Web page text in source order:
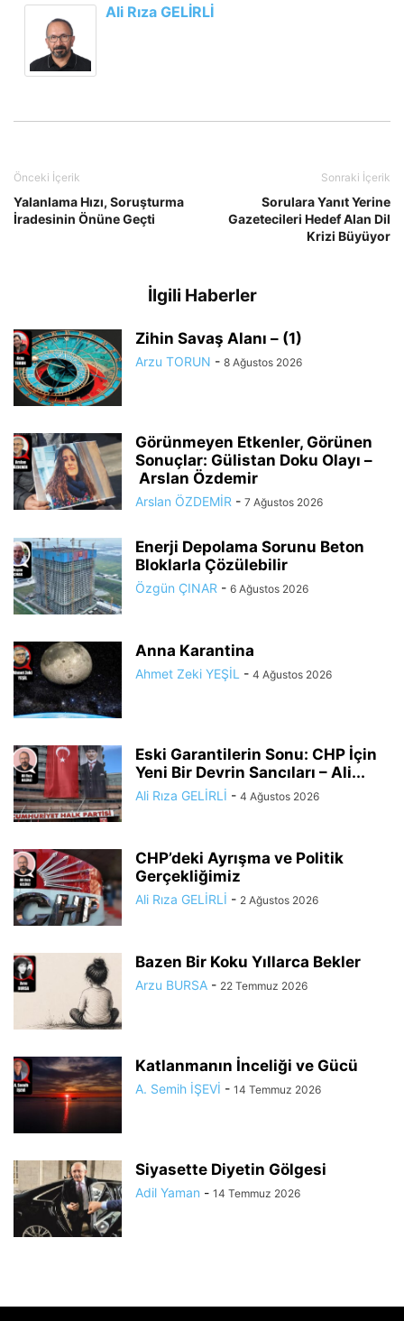
Ali Rıza GELİRLİ
Önceki İçerik
Yalanlama Hızı, Soruşturma
İradesinin Önüne Geçti
Sonraki İçerik
Sorulara Yanıt Yerine
Gazetecileri Hedef Alan Dil
Krizi Büyüyor
İlgili Haberler
Zihin Savaş Alanı – (1)
Arzu TORUN - 8 Ağustos 2026
Görünmeyen Etkenler, Görünen
Sonuçlar: Gülistan Doku Olayı –
Arslan Özdemir
Arslan ÖZDEMİR - 7 Ağustos 2026
Enerji Depolama Sorunu Beton
Bloklarla Çözülebilir
Özgün ÇINAR - 6 Ağustos 2026
Anna Karantina
Ahmet Zeki YEŞİL - 4 Ağustos 2026
Eski Garantilerin Sonu: CHP İçin
Yeni Bir Devrin Sancıları – Ali...
Ali Rıza GELİRLİ - 4 Ağustos 2026
CHP’deki Ayrışma ve Politik
Gerçekliğimiz
Ali Rıza GELİRLİ - 2 Ağustos 2026
Bazen Bir Koku Yıllarca Bekler
Arzu BURSA - 22 Temmuz 2026
Katlanmanın İnceliği ve Gücü
A. Semih İŞEVİ - 14 Temmuz 2026
Siyasette Diyetin Gölgesi
Adil Yaman - 14 Temmuz 2026